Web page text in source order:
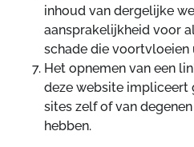
inhoud van dergelijke
aansprakelijkheid voor
schade die voortvloeien
Het opnemen van een
deze website impliceert
sites zelf of van
hebben.